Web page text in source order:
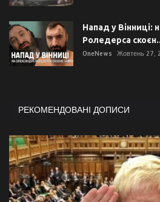
Напад у Вінниці:
Роледерса
OneNews Жовтень 27,
РЕКОМЕНДОВАНІ ДОПИСИ